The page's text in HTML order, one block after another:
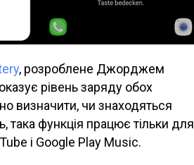
, розроблене Джорджем
рівень заряду обох
визначити, чи знаходяться
функція працює тільки для
і Google Play Music.